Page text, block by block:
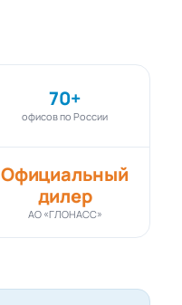
70+
офисов по России
Официальный
дилер
АО «ГЛОНАСС»